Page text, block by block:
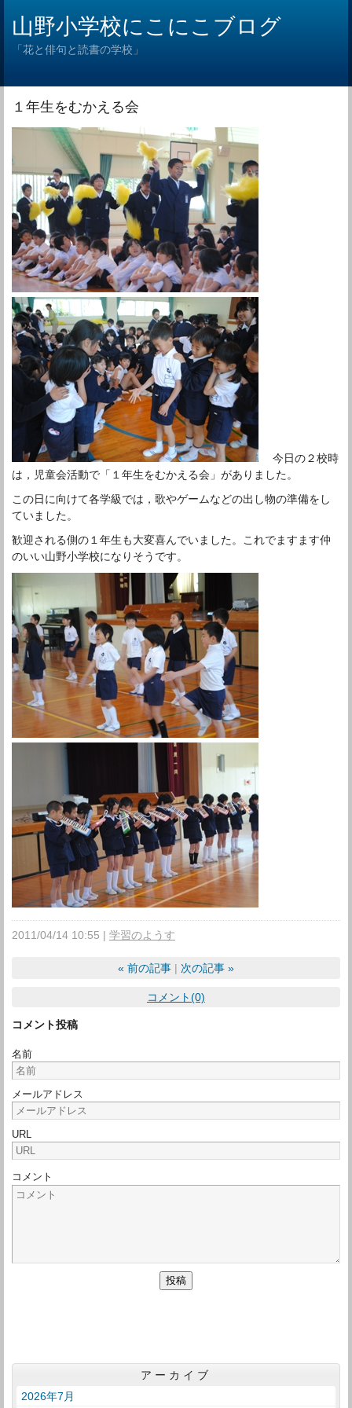
山野小学校にこにこブログ
「花と俳句と読書の学校」
１年生をむかえる会
今日の２校時
は，児童会活動で「１年生をむかえる会」がありました。
この日に向けて各学級では，歌やゲームなどの出し物の準備をし
ていました。
歓迎される側の１年生も大変喜んでいました。これでますます仲
のいい山野小学校になりそうです。
2011/04/14 10:55 学習のようす
« 前の記事 次の記事 »
コメント(0)
コメント投稿
名前
メールアドレス
URL
コメント
アーカイブ
2026年7月